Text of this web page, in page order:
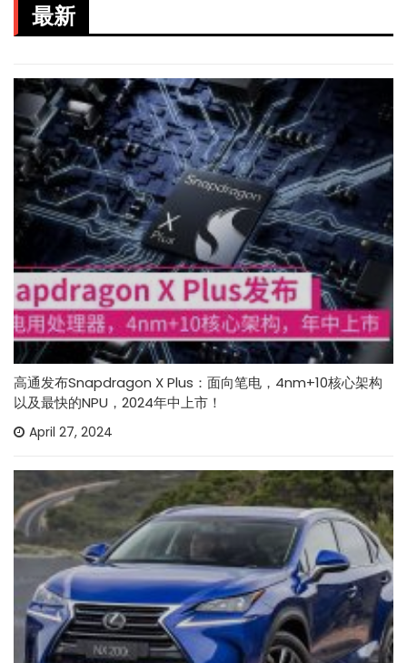
最新
高通发布Snapdragon X Plus：面向笔电，4nm+10核心架构
以及最快的NPU，2024年中上市！
April 27, 2024